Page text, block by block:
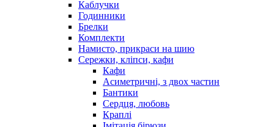
Каблучки
Годинники
Брелки
Комплекти
Намисто, прикраси на шию
Сережки, кліпси, кафи
Кафи
Асиметричні, з двох частин
Бантики
Сердця, любовь
Краплі